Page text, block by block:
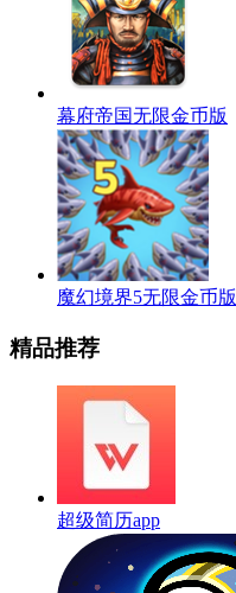
幕府帝国无限金币版
魔幻境界5无限金币版
精品推荐
超级简历app